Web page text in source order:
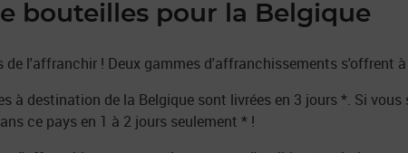
bouteilles pour la Belgique
de l'affranchir ! Deux gammes d'affranchissements s'offrent
à destination de la Belgique sont livrées en 3 jours *. Si vous
ce pays en 1 à 2 jours seulement * !